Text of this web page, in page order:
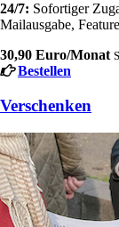
24/7: Sofortiger
Mailausgabe,
30,90 Euro/Monat
Bestellen
Verschenken